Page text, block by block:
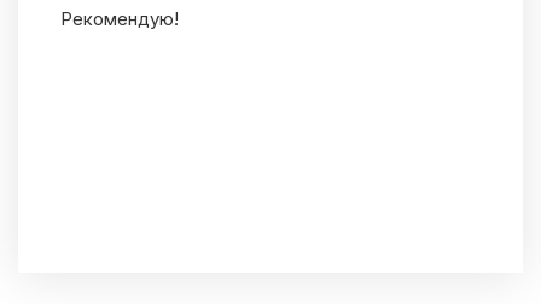
Рекомендую!